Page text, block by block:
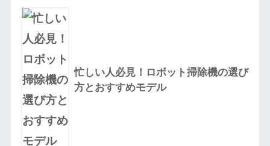
忙しい人必見！ロボット掃除機の選び
方とおすすめモデル